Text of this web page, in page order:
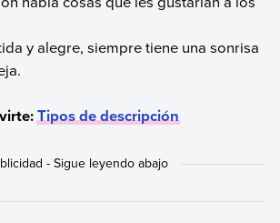
y alegre, siempre tiene una sonrisa
Tipos de descripción